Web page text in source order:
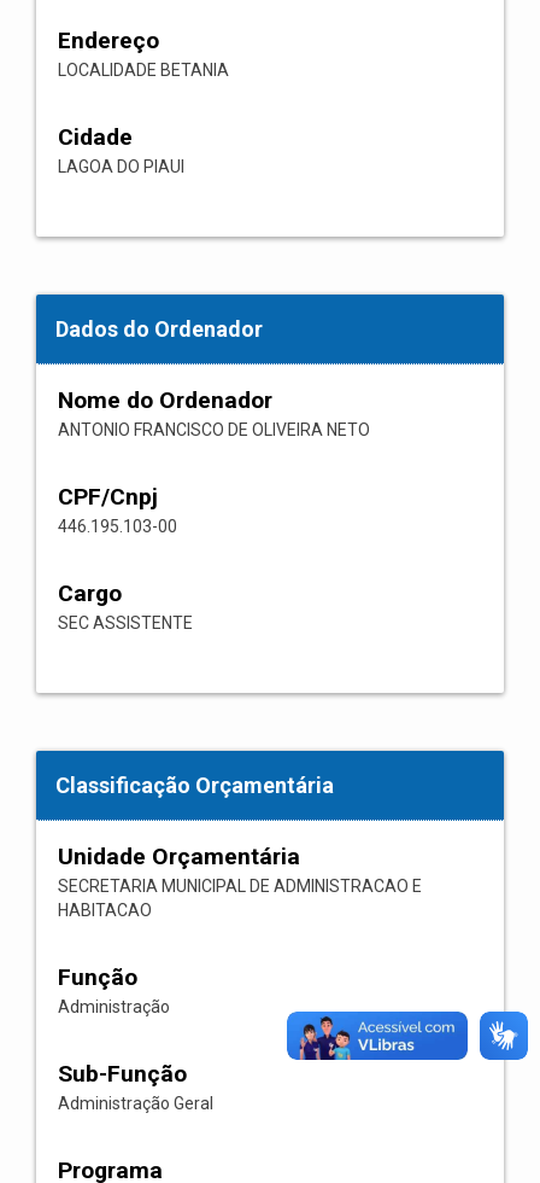
Endereço
LOCALIDADE BETANIA
Cidade
LAGOA DO PIAUI
Dados do Ordenador
Nome do Ordenador
ANTONIO FRANCISCO DE OLIVEIRA NETO
CPF/Cnpj
446.195.103-00
Cargo
SEC ASSISTENTE
Classificação Orçamentária
Unidade Orçamentária
SECRETARIA MUNICIPAL DE ADMINISTRACAO E
HABITACAO
Função
Administração
Sub-Função
Administração Geral
Programa